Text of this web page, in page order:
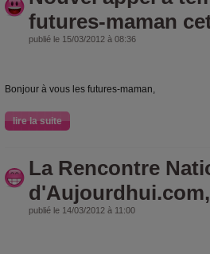
futures-maman
publié le 15/03/2012 à 08:36
Bonjour à vous les futures-maman,
lire la suite
La Rencontre
publié le 14/03/2012 à 11:00